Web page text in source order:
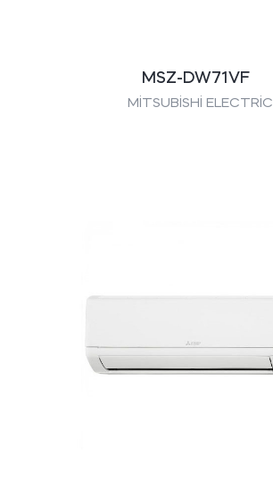
MSZ-DW71VF
MİTSUBİSHİ ELECTRİC